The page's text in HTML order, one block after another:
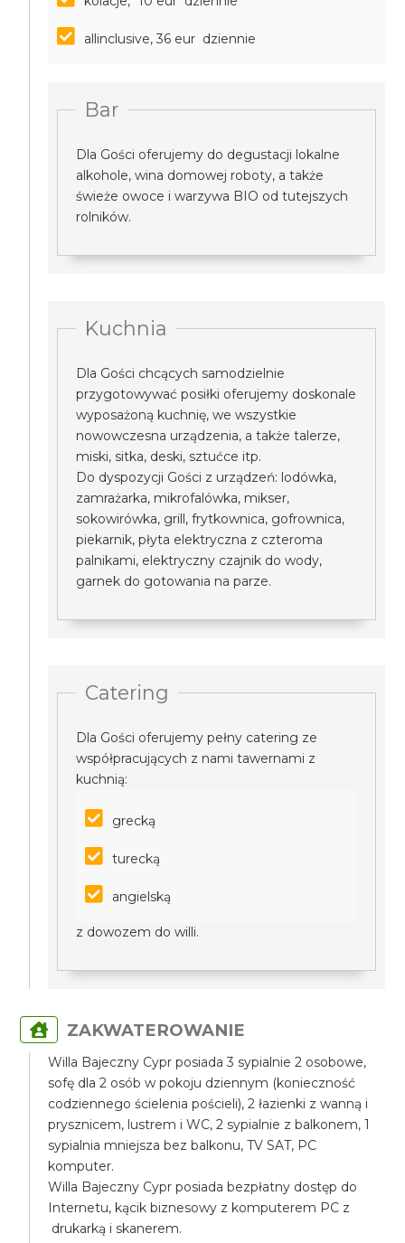
allinclusive, 36 eur dziennie
Bar
Dla Gości oferujemy do degustacji lokalne
alkohole, wina domowej roboty, a także
świeże owoce i warzywa BIO od tutejszych
rolników.
Kuchnia
Dla Gości chcących samodzielnie
przygotowywać posiłki oferujemy doskonale
wyposażoną kuchnię, we wszystkie
nowowczesna urządzenia, a także talerze,
miski, sitka, deski, sztućce itp.
Do dyspozycji Gości z urządzeń: lodówka,
zamrażarka, mikrofalówka, mikser,
sokowirówka, grill, frytkownica, gofrownica,
piekarnik, płyta elektryczna z czteroma
palnikami, elektryczny czajnik do wody,
garnek do gotowania na parze.
Catering
Dla Gości oferujemy pełny catering ze
współpracujących z nami tawernami z
kuchnią:
grecką
turecką
angielską
z dowozem do willi.
ZAKWATEROWANIE
Willa Bajeczny Cypr posiada 3 sypialnie 2 osobowe,
sofę dla 2 osób w pokoju dziennym (konieczność
codziennego ścielenia pościeli), 2 łazienki z wanną i
prysznicem, lustrem i WC, 2 sypialnie z balkonem, 1
sypialnia mniejsza bez balkonu, TV SAT, PC
komputer.
Willa Bajeczny Cypr posiada bezpłatny dostęp do
Internetu, kącik biznesowy z komputerem PC z
drukarką i skanerem.